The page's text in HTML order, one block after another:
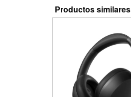
Productos similares